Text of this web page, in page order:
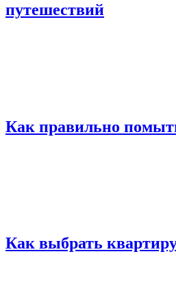
путешествий
Как правильно
Как выбрать